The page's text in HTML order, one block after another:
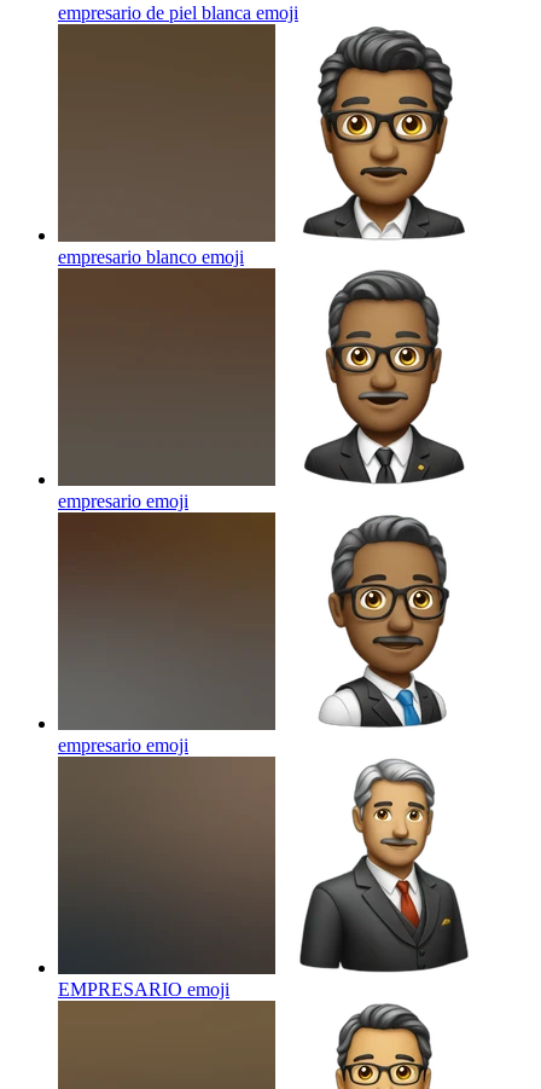
empresario de piel blanca emoji
empresario blanco emoji
empresario emoji
empresario emoji
EMPRESARIO emoji